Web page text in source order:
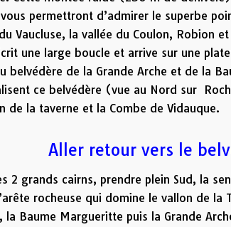
permettront d’admirer le superbe
Vaucluse, la vallée du Coulon, Robion
une large boucle et arrive sur une
belvédère de la Grande Arche et de la
ce belvédère (vue au Nord sur
de la taverne et la Combe de Vidauque.
Aller retour vers le
2 grands cairns, prendre plein Sud, la
rocheuse qui domine le vallon de la
la Baume Margueritte puis la Grande